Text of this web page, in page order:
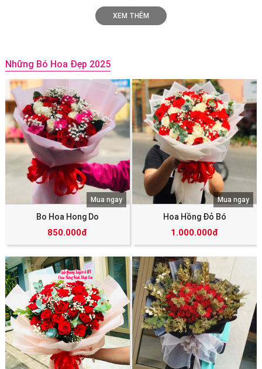
XEM THÊM
Những Bó Hoa Đẹp 2025
Bo Hoa Hong Do
850.000đ
Mua ngay
Hoa Hồng Đỏ Bó
1.000.000đ
Mua ngay